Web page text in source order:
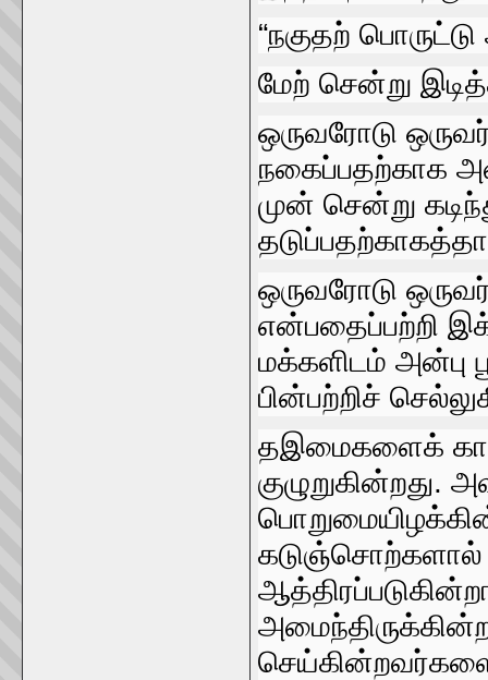
“நகுதற்‌
மேற்‌ சென்று
ஒருவரோடு
நகைப்பதற்காக
முன்‌ சென்று
ஒருவரோடு
என்பதைப்பற்றி
மக்களிடம்‌ அன்பு
பின்பற்றிச்‌
தஇமைகளைக்‌
கடுஞ்சொற்களால்‌